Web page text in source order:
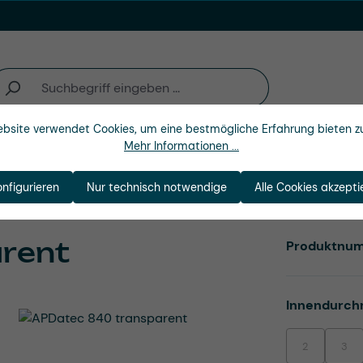
Unternehmen
2(Diese Option
3
verwendet Cookies, um eine bestmögliche Erfahrung bieten
Mehr Informationen ...
Nur technisch notwendige Alle Cookies